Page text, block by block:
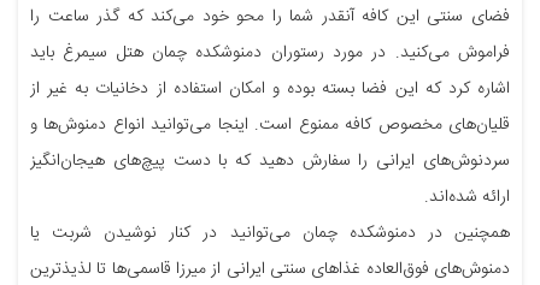
فضای سنتی این کافه آنقدر شما را محو خود می‌کند که گذر ساعت را
فراموش می‌کنید. در مورد رستوران دمنوشکده چمان هتل سیمرغ باید
اشاره کرد که این فضا بسته بوده و امکان استفاده از دخانیات به غیر از
قلیان‌های مخصوص کافه ممنوع است. اینجا می‌توانید انواع دمنوش‌ها و
سردنوش‌های ایرانی را سفارش دهید که با دست پیچ‌های هیجان‌انگیز
ارائه شده‌اند.
همچنین در دمنوشکده چمان می‌توانید در کنار نوشیدن شربت یا
دمنوش‌های فوق‌العاده غذاهای سنتی ایرانی از میرزا قاسمی‌ها تا لذیذترین